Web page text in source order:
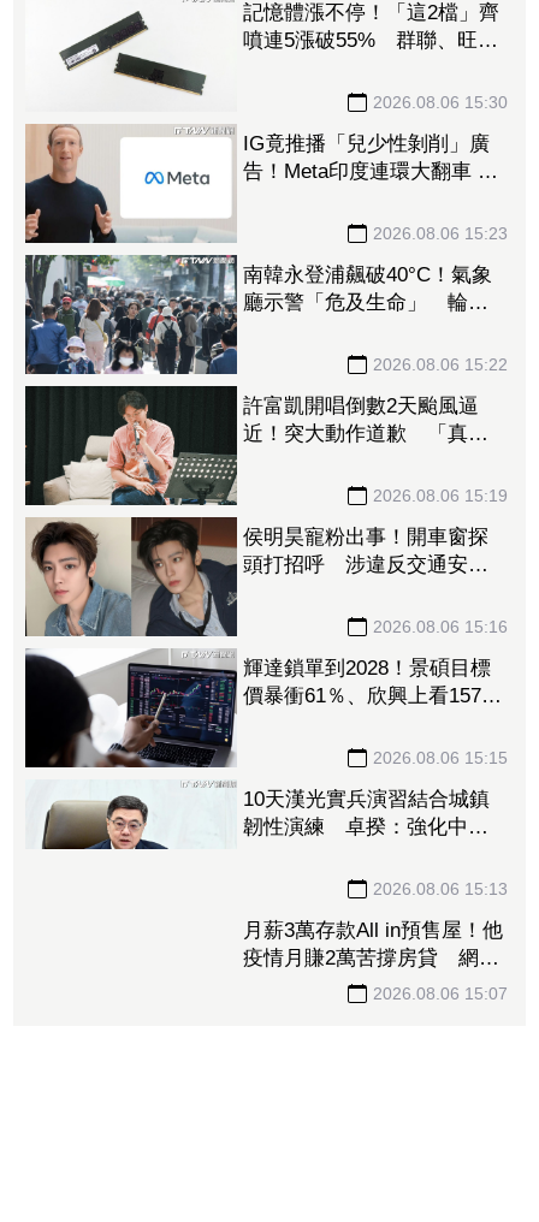
記憶體漲不停！「這2檔」齊
噴連5漲破55% 群聯、旺
2026.08.06 15:30
IG竟推播「兒少性剝削」廣
告！Meta印度連環大翻車 傳
2026.08.06 15:23
南韓永登浦飆破40°C！氣象
廳示警「危及生命」 輪椅
2026.08.06 15:22
許富凱開唱倒數2天颱風逼
近！突大動作道歉 「真的
2026.08.06 15:19
侯明昊寵粉出事！開車窗探
頭打招呼 涉違反交通安全
2026.08.06 15:16
輝達鎖單到2028！景碩目標
價暴衝61％、欣興上看1575
2026.08.06 15:15
10天漢光實兵演習結合城鎮
韌性演練 卓揆：強化中
2026.08.06 15:13
月薪3萬存款All in預售屋！他
疫情月賺2萬苦撐房貸 網
讚：現在買不到那個價